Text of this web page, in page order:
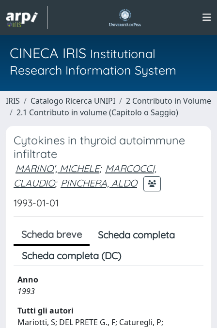
CINECA IRIS Institutional
Research Information System
IRIS Catalogo Ricerca UNIPI
2 Contributo in Volume
2.1 Contributo in volume (Capitolo o Saggio)
Cytokines in thyroid autoimmune
infiltrate
MARINO', MICHELE; MARCOCCI,
CLAUDIO; PINCHERA, ALDO
1993-01-01
Scheda breve
Scheda completa
Scheda completa (DC)
Anno
1993
Tutti gli autori
Mariotti, S; DEL PRETE G., F; Caturegli, P;